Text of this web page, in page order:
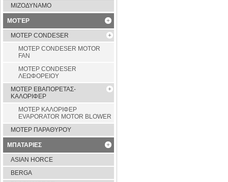
ΜΙΖΟΔΥΝΑΜΟ
ΜΟΤΈΡ
ΜΟΤΕΡ CONDESER
ΜΟΤΕΡ CONDESER MOTOR
FAN
ΜΟΤΕΡ CONDESER
ΛΕΩΦΟΡΕΙΟΥ
ΜΟΤΕΡ ΕΒΑΠΟΡΕΤΑΣ-
ΚΑΛΟΡΙΦΕΡ
ΜΟΤΕΡ ΚΑΛΟΡΙΦΕΡ
EVAPORATOR MOTOR BLOWER
ΜΟΤΕΡ ΠΑΡΑΘΥΡΟΥ
ΜΠΑΤΑΡΙΕΣ
ASIAN HORCE
BERGA